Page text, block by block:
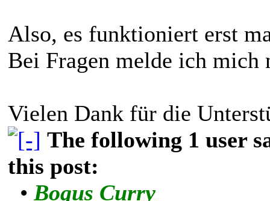
Also, es funktioniert erst
Bei Fragen melde ich mich
Vielen Dank für die
The following 1 user
this post:
• Bogus Curry